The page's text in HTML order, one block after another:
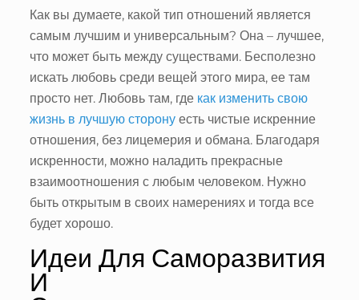
Как вы думаете, какой тип отношений является
самым лучшим и универсальным? Она – лучшее,
что может быть между существами. Бесполезно
искать любовь среди вещей этого мира, ее там
просто нет. Любовь там, где как изменить свою
жизнь в лучшую сторонуесть чистые искренние
отношения, без лицемерия и обмана. Благодаря
искренности, можно наладить прекрасные
взаимоотношения с любым человеком. Нужно
быть открытым в своих намерениях и тогда все
будет хорошо.
Идеи Для Саморазвития
И